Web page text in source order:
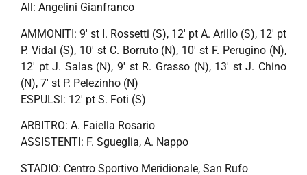
All: Angelini Gianfranco
AMMONITI: 9′ st I. Rossetti (S), 12′ pt A. Arillo (S), 12′ pt
P. Vidal (S), 10′ st C. Borruto (N), 10′ st F. Perugino (N),
12′ pt J. Salas (N), 9′ st R. Grasso (N), 13′ st J. Chino
(N), 7′ st P. Pelezinho (N)
ESPULSI: 12′ pt S. Foti (S)
ARBITRO: A. Faiella Rosario
ASSISTENTI: F. Sgueglia, A. Nappo
STADIO: Centro Sportivo Meridionale, San Rufo